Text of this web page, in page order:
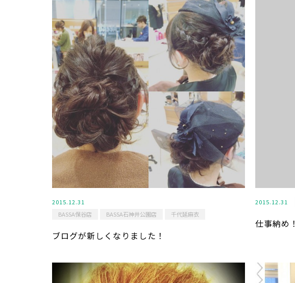
2015.12.31
BASSA保谷店
BASSA石神井公園店 千代延麻衣
ブログが新しくなりました！
2015.12.31
仕事納め！